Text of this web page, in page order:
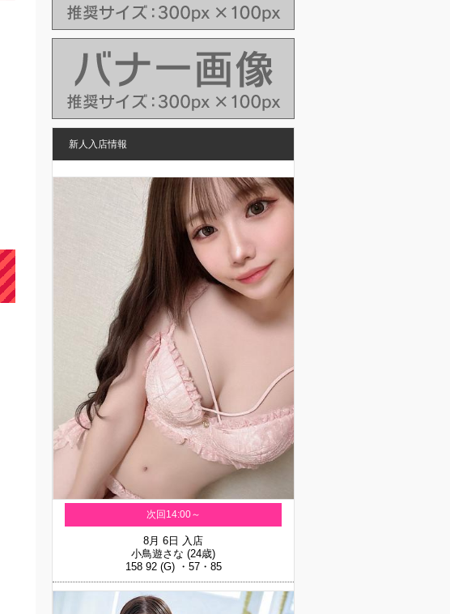
新人入店情報
次回14:00～
8月 6日 入店
小鳥遊さな (24歳)
158 92 (G) ・57・85